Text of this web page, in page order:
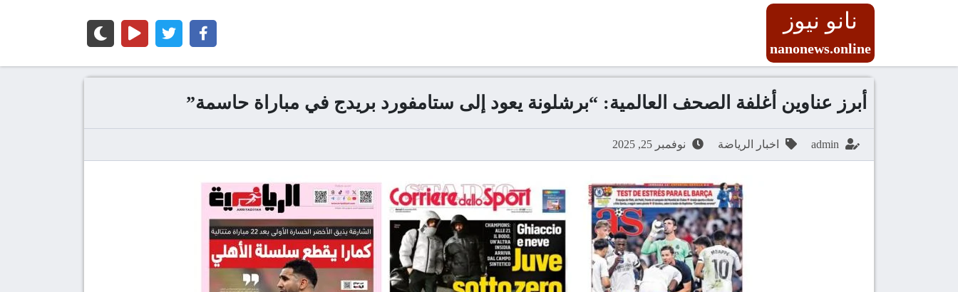
نانو نيوز
nanonews.online
أبرز عناوين أغلفة الصحف العالمية: “برشلونة يعود إلى ستامفورد بريدج في مباراة حاسمة”
admin اخبار الرياضة نوفمبر 25, 2025